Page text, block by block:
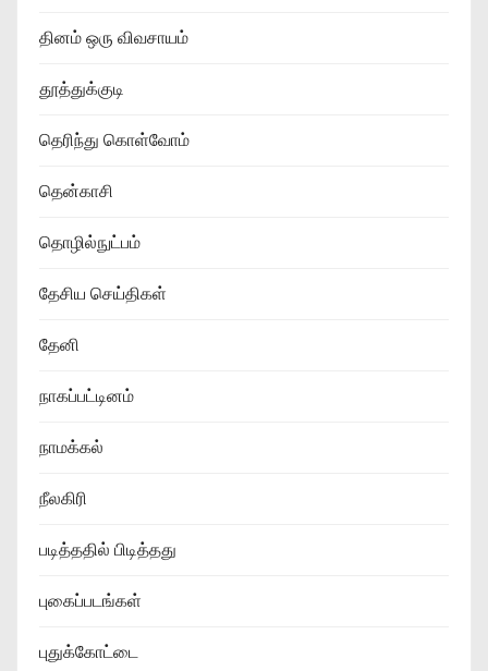
தினம் ஒரு விவசாயம்
தூத்துக்குடி
தெரிந்து கொள்வோம்
தென்காசி
தொழில்நுட்பம்
தேசிய செய்திகள்
தேனி
நாகப்பட்டினம்
நாமக்கல்
நீலகிரி
படித்ததில் பிடித்தது
புகைப்படங்கள்
புதுக்கோட்டை